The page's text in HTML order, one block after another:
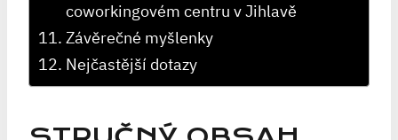
coworkingovém centru v Jihlavě
Závěrečné myšlenky
Nejčastější dotazy